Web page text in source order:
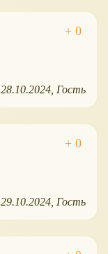
28.10.2024 Гость
29.10.2024 Гость